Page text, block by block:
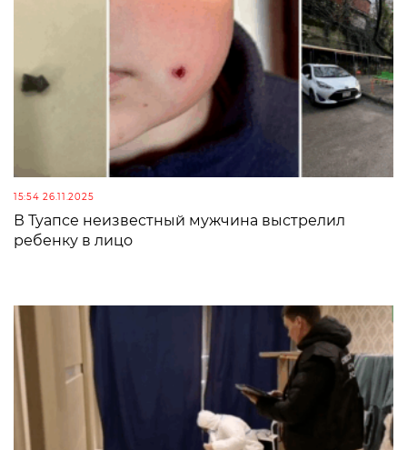
15:54 26.11.2025
В Туапсе неизвестный мужчина выстрелил
ребенку в лицо